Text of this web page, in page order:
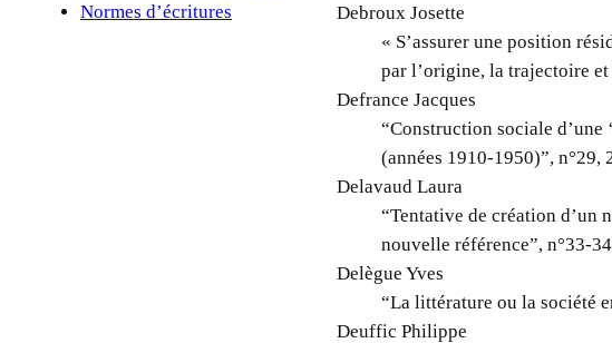
Normes d’écritures
Debroux Josette
« S’assurer une position
par l’origine, la trajectoire
Defrance Jacques
“Construction sociale d’une
(années 1910-1950)”,
Delavaud Laura
“Tentative de création d’un
nouvelle référence”, n°33-
Delègue Yves
“La littérature ou la société
Deuffic Philippe